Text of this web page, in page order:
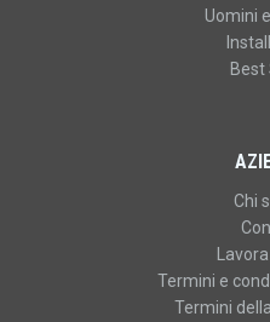
Uomini
Best
Chi
Termini e
Termini